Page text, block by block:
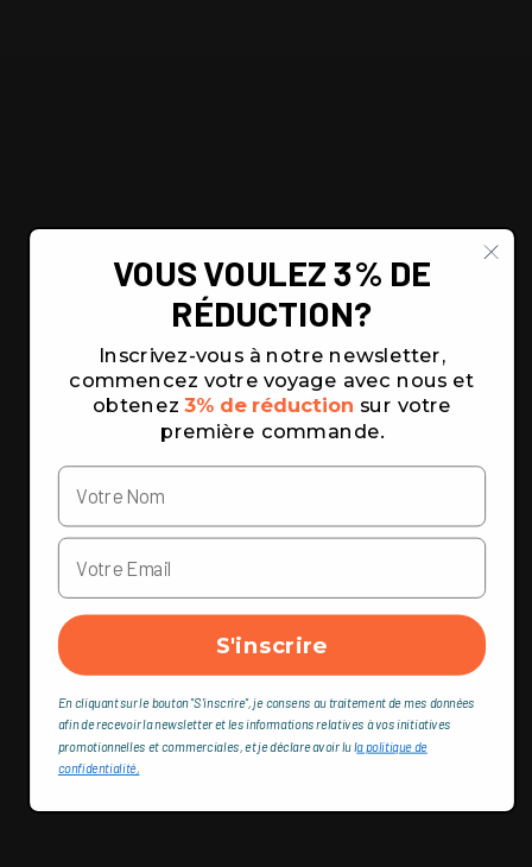
VOUS VOULEZ 3% DE
RÉDUCTION?
Inscrivez-vous à notre newsletter,
commencez votre voyage avec nous et
obtenez 3% de réduction sur votre
première commande.
S'inscrire
En cliquant sur le bouton "S'inscrire", je consens au traitement de mes données
afin de recevoir la newsletter et les informations relatives à vos initiatives
promotionnelles et commerciales, et je déclare avoir lu la politique de
confidentialité,